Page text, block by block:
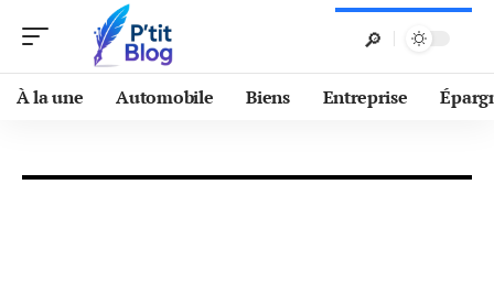
À la une Automobile Biens Entreprise